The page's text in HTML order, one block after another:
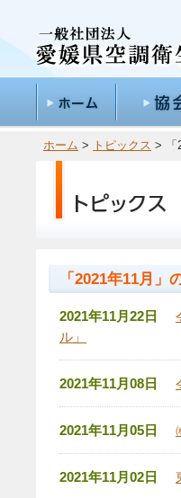
ホーム > トピックス > 「
「2021年11月」
2021年11月22日
ル」
2021年11月08日
2021年11月05日
2021年11月02日